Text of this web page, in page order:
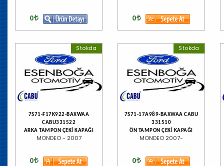
0 0
Stokda
7S71-F17K922-BAXWAA
CABU331522
ARKA TAMPON ÇEKİ KAPAĞI
MONDEO - 2007
0
Stokda
7S71-17A989-BAXWAA CABU
331510
ÖN TAMPON ÇEKİ KAPAĞI
MONDEO 2007-
0